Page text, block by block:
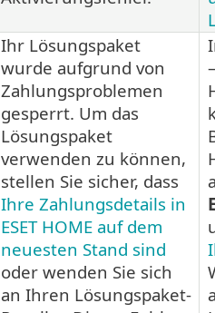
Ihr Lösungspaket
wurde aufgrund von
Zahlungsproblemen
gesperrt. Um das
Lösungspaket
verwenden zu können,
stellen Sie sicher, dass
Ihre Zahlungsdetails in
ESET HOME auf dem
neuesten Stand sind
oder wenden Sie sich
an Ihren Lösungspaket-